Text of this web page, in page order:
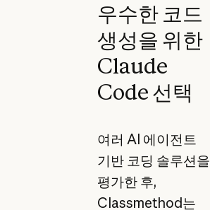
우수한 코드
생성을 위한
Claude
Code 선택
여러 AI 에이전트
기반 코딩 솔루션을
평가한 후,
Classmethod는